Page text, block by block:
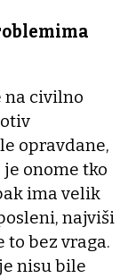
na civilno
opravdane,
onome tko
ima velik
najviši
to bez vraga.
nisu bile